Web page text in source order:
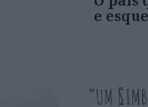
e